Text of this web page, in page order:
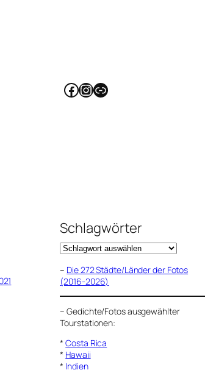
Facebook
Instagram
Link
Schlagwörter
– Die 272 Städte/Länder der Fotos
(2016-2026)
–Gedichte/Fotos ausgewählter
Tourstationen:
*Costa Rica
* Hawaii
* Indien